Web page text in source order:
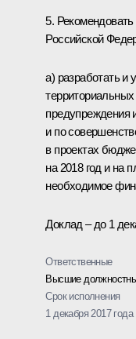
5. Рекомендовать
Российской
а) разработать и
предупреждения
и по
в проектах
на 2018 год и на
необходимое
Доклад – до 1
Ответственные
Высшие
Срок исполнения
1 декабря 2017 года